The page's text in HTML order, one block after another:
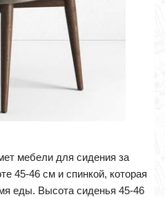
мебели для сидения за
45-46 см и спинкой, которая
еды. Высота сиденья 45-46